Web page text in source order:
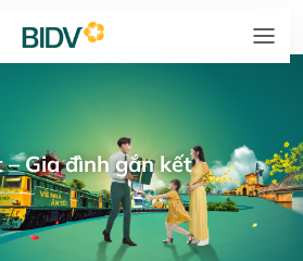
– Gia đình gắn kết